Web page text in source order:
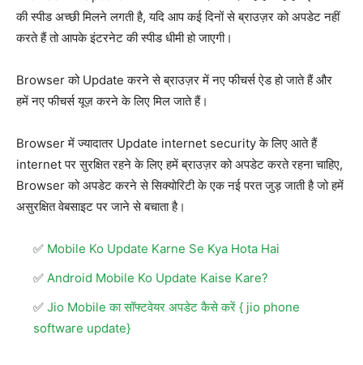
की स्पीड अच्छी मिलने लगती है, यदि आप कई दिनों से ब्राउज़र को अपडेट नहीं
करते हैं तो आपके इंटरनेट की स्पीड धीमी हो जाएगी।
Browser को Update करने से ब्राउज़र में नए फीचर्स ऐड हो जाते हैं और
हमें नए फीचर्स यूज़ करने के लिए मिल जाते हैं।
Browser में ज्यादातर Update internet security के लिए आते हैं
internet पर सुरक्षित रहने के लिए हमें ब्राउज़र को अपडेट करते रहना चाहिए,
Browser को अपडेट करने से सिक्योरिटी के एक नई परत जुड़ जाती है जो हमें
असुरक्षित वेबसाइट पर जाने से बचाता है।
Mobile Ko Update Karne Se Kya Hota Hai
Android Mobile Ko Update Kaise Kare?
Jio Mobile का सॉफ्टवेयर अपडेट कैसे करें { jio phone
software update}